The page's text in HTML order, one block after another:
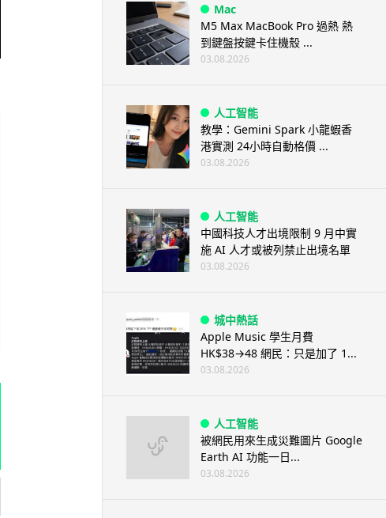
Mac
M5 Max MacBook Pro 過熱 熱
到鍵盤按鍵卡住機殼 ...
03.08.2026
人工智能
教學：Gemini Spark 小龍蝦香
港實測 24小時自動格價 ...
03.08.2026
人工智能
中國科技人才出境限制 9 月中實
施 AI 人才或被列禁止出境名單
03.08.2026
城中熱話
Apple Music 學生月費
HK$38→48 網民：只是加了 1...
03.08.2026
人工智能
被網民用來生成災難圖片 Google
Earth AI 功能一日...
03.08.2026